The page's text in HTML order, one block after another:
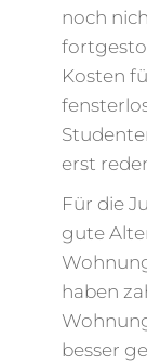
noch
Kosten
erst
Für die
gute
haben
besser